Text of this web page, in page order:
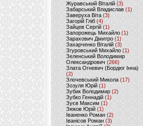
Журавський Віталій (3)
Забарський Владислав (1)
Заверуха Віта (3)
Загорій Гліб (4)
Зайцев Сергій(1)
Запорожець Михайло (1)
Зарахович Дмитро (1)
Захарченко Віталій (3)
Згуровський Михайло (1)
Зеленський Володимир
Олександрович (266)
Злата Огневич (Бордюг Інна)
(2)
Злочевський Микола(17)
Зозуля Юрій (1)
Зубик Володимир (2)
Зубко Геннадій (1)
Зуєв Максим(1)
Зюков Юрій (1)
Іваненко Роман (2)
Іванісов Роман (3)